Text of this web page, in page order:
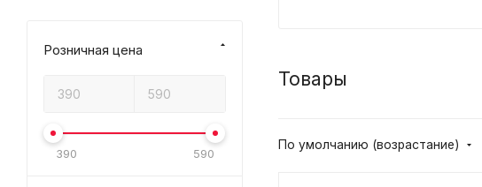
Товары
По умолчанию (возрастание)
Розничная цена
390 590